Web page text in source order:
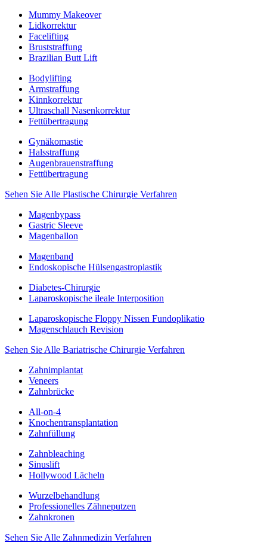
Mummy Makeover
Lidkorrektur
Facelifting
Bruststraffung
Brazilian Butt Lift
Bodylifting
Armstraffung
Kinnkorrektur
Ultraschall Nasenkorrektur
Fettübertragung
Gynäkomastie
Halsstraffung
Augenbrauenstraffung
Fettübertragung
Sehen Sie Alle Plastische Chirurgie Verfahren
Magenbypass
Gastric Sleeve
Magenballon
Magenband
Endoskopische Hülsengastroplastik
Diabetes-Chirurgie
Laparoskopische ileale Interposition
Laparoskopische Floppy Nissen Fundoplikatio
Magenschlauch Revision
Sehen Sie Alle Bariatrische Chirurgie Verfahren
Zahnimplantat
Veneers
Zahnbrücke
All-on-4
Knochentransplantation
Zahnfüllung
Zahnbleaching
Sinuslift
Hollywood Lächeln
Wurzelbehandlung
Professionelles Zähneputzen
Zahnkronen
Sehen Sie Alle Zahnmedizin Verfahren